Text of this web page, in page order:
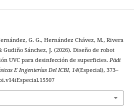
G. G., Hernández Chávez, M., Rivera
Gudiño Sánchez, J. (2026). Diseño de robot
UVC para desinfección de superficies. Pädi
E Ingenierías Del ICBI, 14(Especial), 373–